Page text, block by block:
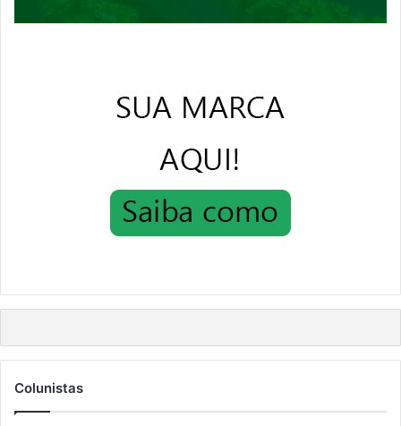
Colunistas